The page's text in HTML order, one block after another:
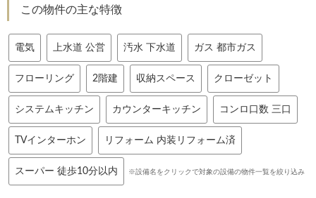
この物件の主な特徴
電気 上水道 公営 汚水 下水道 ガス 都市ガス
フローリング 2階建 収納スペース クローゼット
システムキッチン カウンターキッチン コンロ口数 三口
TVインターホン リフォーム 内装リフォーム済
スーパー 徒歩10分以内 ※設備名をクリックで対象の設備の物件一覧を絞り込み